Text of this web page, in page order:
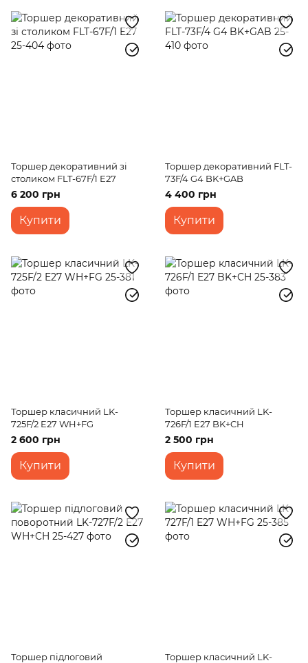
Торшер декоративний зі
столиком FLT-67F/1 E27
6 200 грн
Купити
Торшер декоративний FLT-
73F/4 G4 BK+GAB
4 400 грн
Купити
Торшер класичний LK-
725F/2 E27 WH+FG
2 600 грн
Купити
Торшер класичний LK-
726F/1 E27 BK+CH
2 500 грн
Купити
Торшер підлоговий
Торшер класичний LK-